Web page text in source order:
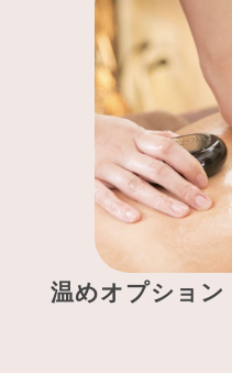
温めオプション